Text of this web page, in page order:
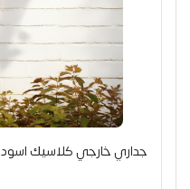
جداري خارجي كلاسيك اسود